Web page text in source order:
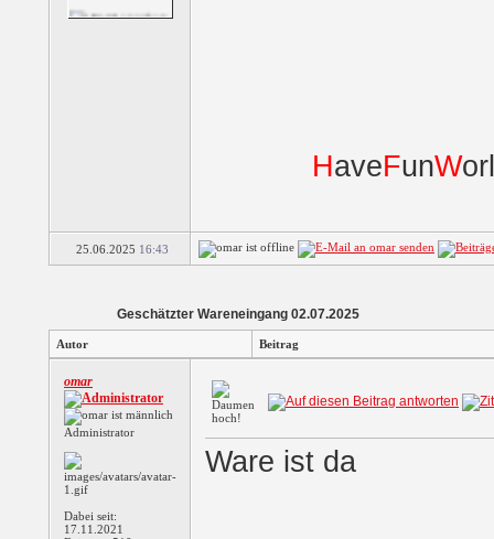
Trouble On Ice
3 Reel Jackpot
5 Reel Cherokee
HaveFunW
25.06.2025 16:43
Geschätzter Wareneingang 02.07.2025
Autor Beitrag
omar
Administrator
Dabei seit:
17.11.2021
Ware ist da